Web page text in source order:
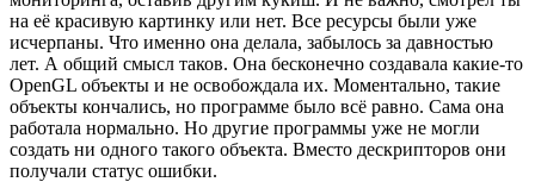
на её красивую картинку или нет. Все ресурсы были уже
исчерпаны. Что именно она делала, забылось за давностью
лет. А общий смысл таков. Она бесконечно создавала какие-то
OpenGL объекты и не освобождала их. Моментально, такие
объекты кончались, но программе было всё равно. Сама она
работала нормально. Но другие программы уже не могли
создать ни одного такого объекта. Вместо дескрипторов они
получали статус ошибки.